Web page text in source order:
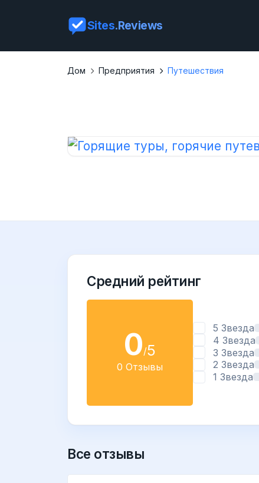
Sites.Reviews
Дом Предприятия Путешествия
Средний рейтинг
0/5
0 Отзывы
5 Звезда
4 Звезда
3 Звезда
2 Звезда
1 Звезда
Все отзывы